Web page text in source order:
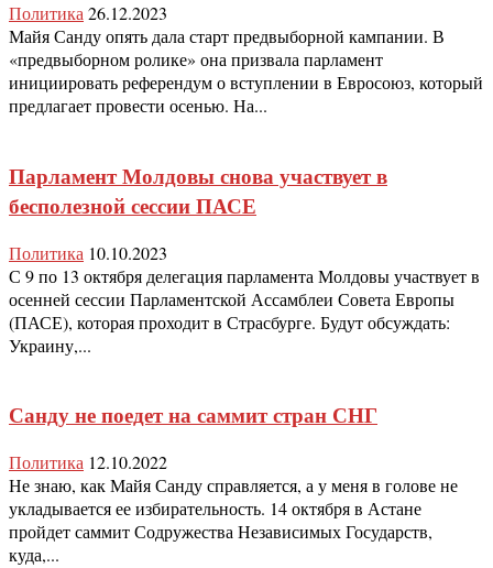
Политика26.12.2023
Майя Санду опять дала старт предвыборной кампании. В
«предвыборном ролике» она призвала парламент
инициировать референдум о вступлении в Евросоюз, который
предлагает провести осенью. На...
Парламент Молдовы снова участвует в
бесполезной сессии ПАСЕ
Политика 10.10.2023
С 9 по 13 октября делегация парламента Молдовы участвует в
осенней сессии Парламентской Ассамблеи Совета Европы
(ПАСЕ), которая проходит в Страсбурге. Будут обсуждать:
Украину,...
Санду не поедет на саммит стран СНГ
Политика 12.10.2022
Не знаю, как Майя Санду справляется, а у меня в голове не
укладывается ее избирательность. 14 октября в Астане
пройдет саммит Содружества Независимых Государств,
куда,...